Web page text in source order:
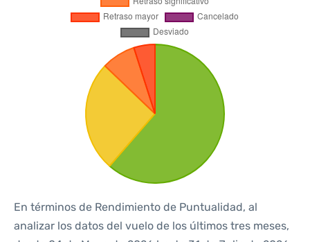
En términos de Rendimiento de Puntualidad, al
analizar los datos del vuelo de los últimos tres meses,